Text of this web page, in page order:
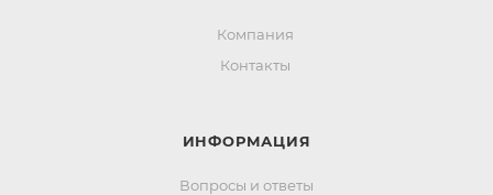
Компания
Контакты
ИНФОРМАЦИЯ
Вопросы и ответы